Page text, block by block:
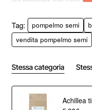
ulcera, gastrite.
Un cucchiaino da caffè in
spento, lasciate riposare
giorno dopo i pasti.
Tag: pompelmo semi
vendita pompelmo semi
Stessa categoria
Achillea